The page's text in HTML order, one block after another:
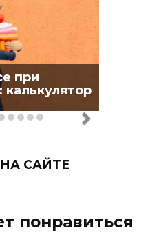
при
САЙТЕ
понравиться